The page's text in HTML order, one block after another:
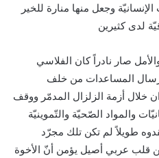
وجعل منها منارة للخير
لدى كثيرين
صار نادراً كان الفلاسي
المساعدات من خلف
خلال أزمة الزلزال المدمّر ووقف
والمواد الصّحيّة والتّموينيّة
طويلاً لم تكن تلك مجرّد
عربي أصيل يؤمن أنّ الأخوة